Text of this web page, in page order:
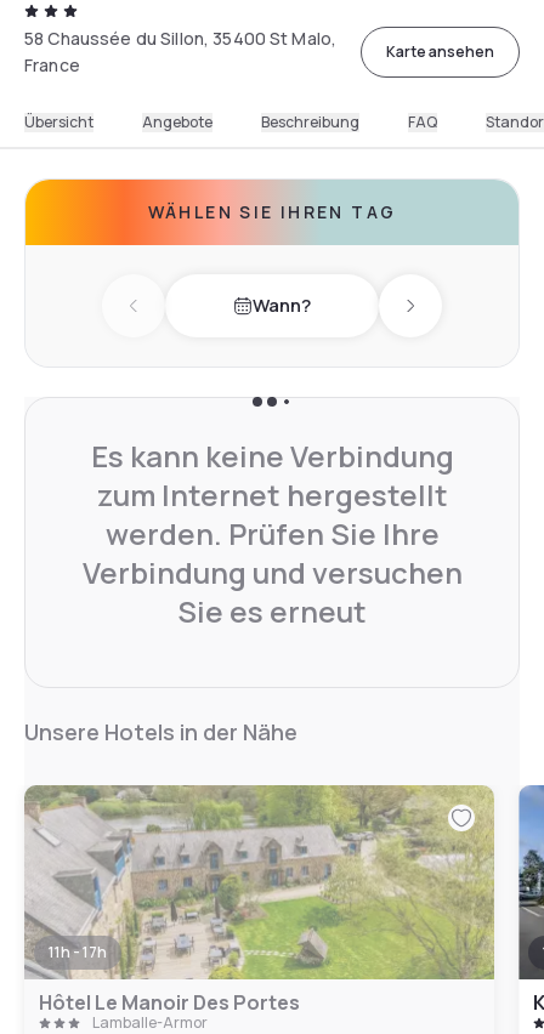
58 Chaussée du Sillon, 35400 St Malo,
France
Karte ansehen
Übersicht Angebote Beschreibung FAQ
WÄHLEN SIE IHREN TAG
Previous day Wann? Next day
Es kann keine Verbindung
zum Internet hergestellt
werden. Prüfen Sie Ihre
Verbindung und versuchen
Sie es erneut
Unsere Hotels in der Nähe
11h - 17h
Hôtel Le Manoir Des Portes
Lamballe-Armor